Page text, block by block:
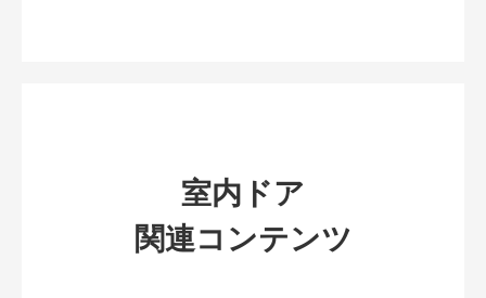
室内ドア
関連コンテンツ